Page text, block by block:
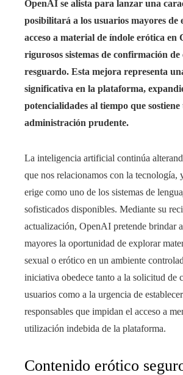
OpenAI se alista para lanzar una
posibilitará a los usuarios mayores de
acceso a material de índole erótica en
rigurosos sistemas de confirmación de
resguardo. Esta mejora representa
significativa en la plataforma,
potencialidades al tiempo que sostiene
administración prudente.
La inteligencia artificial continúa
que nos relacionamos con la tecnología,
erige como uno de los sistemas de
sofisticados disponibles. Mediante su
actualización, OpenAI pretende brindar
mayores la oportunidad de explorar
sexual o erótico en un ambiente
iniciativa obedece tanto a la solicitud de
usuarios como a la urgencia de
responsables que impidan el acceso a
utilización indebida de la plataforma.
Contenido erótico